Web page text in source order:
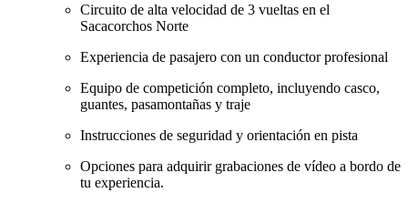
Circuito de alta velocidad de 3 vueltas en el
Sacacorchos Norte
Experiencia de pasajero con un conductor profesional
Equipo de competición completo, incluyendo casco,
guantes, pasamontañas y traje
Instrucciones de seguridad y orientación en pista
Opciones para adquirir grabaciones de vídeo a bordo de
tu experiencia.